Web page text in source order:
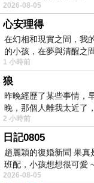
買假畢業證書|
位|文憑製作|買
書、學歷、文
買假畢業證書|
位|文憑製作|買
書、學歷、文
買假畢業證書|
2026-08-05
心安理得
在幻相和現實之間，我
的小孩，在夢與清醒之
1 小時前
狼
昨晚經歷了某些事情，
晚，那個人離我太近了
2 小時前
日記0805
趙麗穎的復婚新聞 果
班配，小孩想想很可愛
2026-08-05